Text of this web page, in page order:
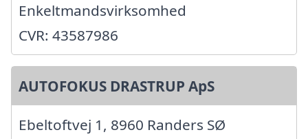
Enkeltmandsvirksomhed
CVR: 43587986
AUTOFOKUS DRASTRUP ApS
Ebeltoftvej 1, 8960 Randers SØ